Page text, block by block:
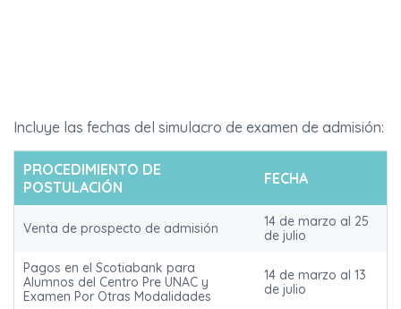
Incluye las fechas del simulacro de examen de admisión:
PROCEDIMIENTO DE
POSTULACIÓN
FECHA
Venta de prospecto de admisión
14 de marzo al 25
de julio
Pagos en el Scotiabank para
Alumnos del Centro Pre UNAC y
Examen Por Otras Modalidades
14 de marzo al 13
de julio